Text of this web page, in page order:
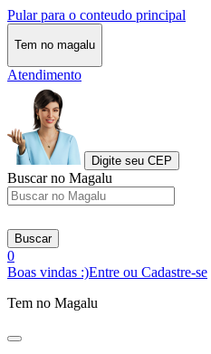
Pular para o conteudo principal
Tem no magalu
Atendimento
Digite seu CEP
Buscar no Magalu
Buscar
0
Boas vindas :)Entre ou Cadastre-se
Tem no Magalu